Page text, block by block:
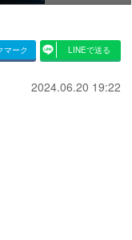
マーク LINEで送る
2024.06.20 19:22